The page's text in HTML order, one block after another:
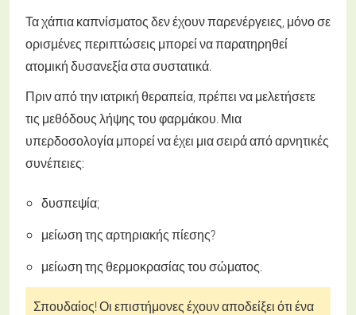
Τα χάπια καπνίσματος δεν έχουν παρενέργειες, μόνο σε
ορισμένες περιπτώσεις μπορεί να παρατηρηθεί
ατομική δυσανεξία στα συστατικά.
Πριν από την ιατρική θεραπεία, πρέπει να μελετήσετε
τις μεθόδους λήψης του φαρμάκου. Μια
υπερδοσολογία μπορεί να έχει μια σειρά από αρνητικές
συνέπειες:
δυσπεψία;
μείωση της αρτηριακής πίεσης?
μείωση της θερμοκρασίας του σώματος.
Σπουδαίος! Οι επιστήμονες έχουν αποδείξει ότι ένα